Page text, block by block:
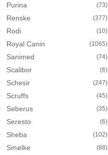
Purina (73)
Renske (377)
Rodi (10)
Royal Canin (1065)
Sanimed (74)
Scalibor (6)
Schesir (247)
Scruffs (45)
Seberus (35)
Seresto (6)
Sheba (102)
Smølke (88)